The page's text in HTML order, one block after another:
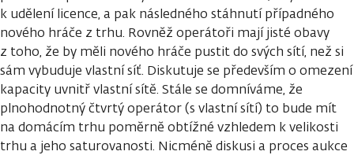
k udělení licence, a pak následného stáhnutí případného
nového hráče z trhu. Rovněž operátoři mají jisté obavy
z toho, že by měli nového hráče pustit do svých sítí, než si
sám vybuduje vlastní síť. Diskutuje se především o omezení
kapacity uvnitř vlastní sítě. Stále se domníváme, že
plnohodnotný čtvrtý operátor (s vlastní sítí) to bude mít
na domácím trhu poměrně obtížné vzhledem k velikosti
trhu a jeho saturovanosti. Nicméně diskusi a proces aukce